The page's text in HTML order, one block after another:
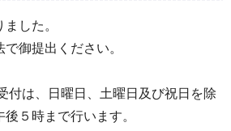
した。
で御提出ください。
は、⽇曜⽇、⼟曜⽇及び祝⽇を除
５時まで⾏います。